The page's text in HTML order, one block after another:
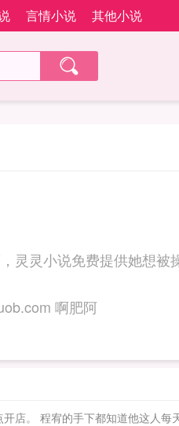
言情小说 其他小说
灵灵小说免费提供她想被
三秒记住本站：灵灵小说 网址：www.008xiaoshuob.com 啊肥阿
店。 程宥的手下都知道他这人